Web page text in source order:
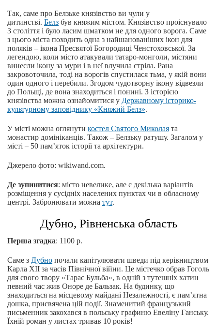
Так, саме про Белзьке князівство ви чули у
дитинстві. Белз був княжим містом. Князівство проіснувало
3 століття і було ласим шматком не для одного ворога. Саме
з цього міста походить одна з найшанованіших ікон для
поляків – ікона Пресвятої Богородиці Ченстоховської. За
легендою, коли місто атакували татаро-монголи, містяни
винесли ікону за мури і в неї влучила стріла. Рана
закровоточила, тоді на ворогів спустилася тьма, у якій вони
один одного і перебили. Згодом чудотворну ікону відвезли
до Польщі, де вона знаходиться і понині. З історією
князівства можна ознайомитися у Державному історико-
культурному заповіднику «Княжий Белз».
У місті можна оглянути костел Святого Миколая та
монастир домініканців. Також – Белзьку ратушу. Загалом у
місті – 50 пам’яток історії та архітектури.
Джерело фото: wikiwand.com.
Де зупинитися: місто невелике, але є декілька варіантів
розміщення у сусідніх населених пунктах чи в обласному
центрі. Забронювати можна тут.
Дубно, Рівненська область
Перша згадка: 1100 р.
Саме з Дубно почали капітулювати шведи під керівництвом
Карла XII за часів Північної війни. Це містечко обрав Гоголь
для свого твору «Тарас Бульба», в одній з тутешніх хатин
певний час жив Оноре де Бальзак. На будинку, що
знаходиться на місцевому майдані Незалежності, є пам’ятна
дошка, присвячена цій події. Знаменитий французький
письменник закохався в польську графиню Евеліну Ганську.
Їхній роман у листах тривав 10 років!